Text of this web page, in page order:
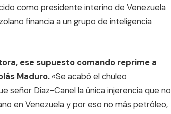
como presidente interino de Venezuela
financia a un grupo de inteligencia
ese supuesto comando reprime a
Maduro. «Se acabó el chuleo
señor Díaz-Canel la única injerencia que no
en Venezuela y por eso no más petróleo,